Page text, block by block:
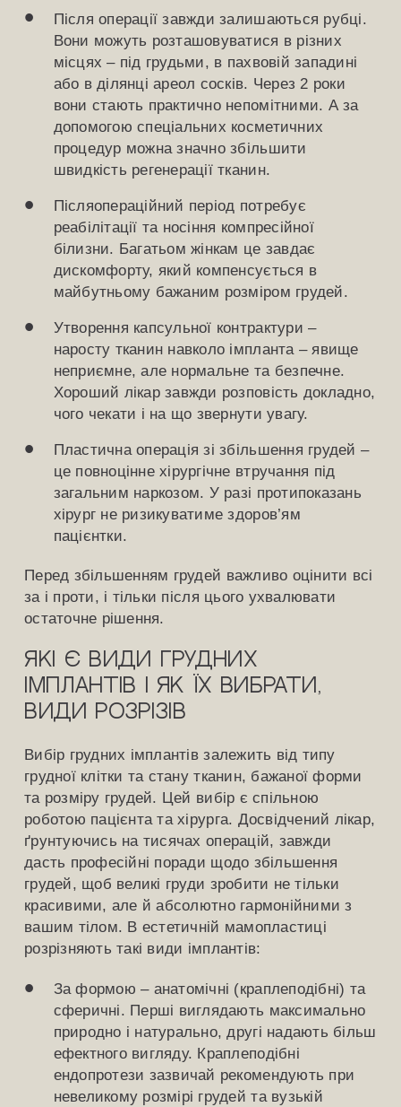
Після операції завжди залишаються рубці.
Вони можуть розташовуватися в різних
місцях – під грудьми, в пахвовій западині
або в ділянці ареол сосків. Через 2 роки
вони стають практично непомітними. А за
допомогою спеціальних косметичних
процедур можна значно збільшити
швидкість регенерації тканин.
Післяопераційний період потребує
реабілітації та носіння компресійної
білизни. Багатьом жінкам це завдає
дискомфорту, який компенсується в
майбутньому бажаним розміром грудей.
Утворення капсульної контрактури –
наросту тканин навколо імпланта – явище
неприємне, але нормальне та безпечне.
Хороший лікар завжди розповість докладно,
чого чекати і на що звернути увагу.
Пластична операція зі збільшення грудей –
це повноцінне хірургічне втручання під
загальним наркозом. У разі протипоказань
хірург не ризикуватиме здоров’ям
пацієнтки.
Перед збільшенням грудей важливо оцінити всі
за і проти, і тільки після цього ухвалювати
остаточне рішення.
Які є види грудних
імплантів і як їх вибрати,
види розрізів
Вибір грудних імплантів залежить від типу
грудної клітки та стану тканин, бажаної форми
та розміру грудей. Цей вибір є спільною
роботою пацієнта та хірурга. Досвідчений лікар,
ґрунтуючись на тисячах операцій, завжди
дасть професійні поради щодо збільшення
грудей, щоб великі груди зробити не тільки
красивими, але й абсолютно гармонійними з
вашим тілом. В естетичній мамопластиці
розрізняють такі види імплантів:
За формою – анатомічні (краплеподібні) та
сферичні. Перші виглядають максимально
природно і натурально, другі надають більш
ефектного вигляду. Краплеподібні
ендопротези зазвичай рекомендують при
невеликому розмірі грудей та вузькій